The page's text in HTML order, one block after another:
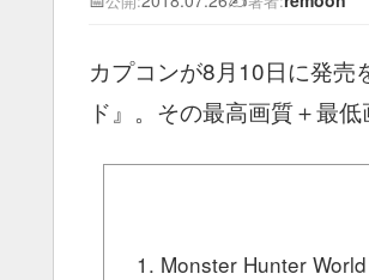
カプコンが8月10日に発売
ド』。その最高画質＋最
Monster Hunter